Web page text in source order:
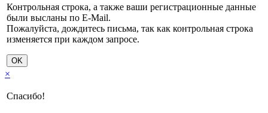
Контрольная строка, а также ваши регистрационные данные
были высланы по E-Mail.
Пожалуйста, дождитесь письма, так как контрольная строка
изменяется при каждом запросе.
OK
×
Спасибо!